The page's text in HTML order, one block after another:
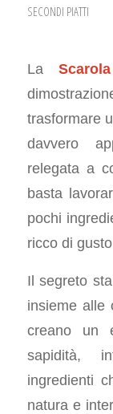
SECONDI PIATTI
La
trasformare
davvero
relegata a
basta
pochi
ricco di
Il segreto
insieme alle
creano un
sapidità,
ingredienti
natura e